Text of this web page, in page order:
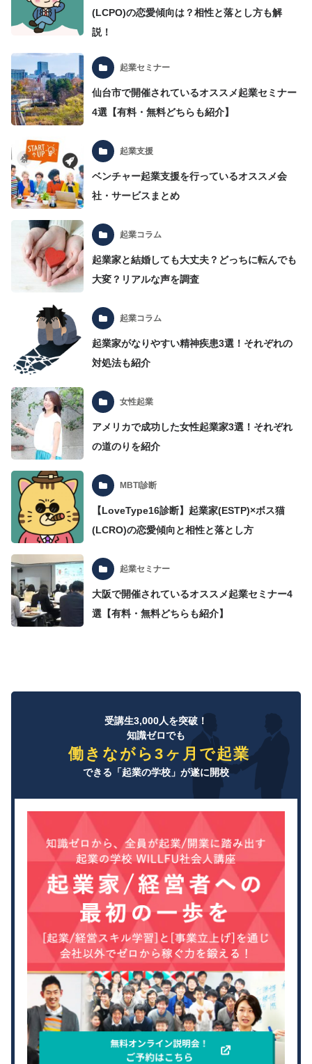
(LCPO)の恋愛傾向は？相性と落とし方も解
説！
起業セミナー
仙台市で開催されているオススメ起業セミナー
4選【有料・無料どちらも紹介】
起業支援
ベンチャー起業支援を行っているオススメ会
社・サービスまとめ
起業コラム
起業家と結婚しても大丈夫？どっちに転んでも
大変？リアルな声を調査
起業コラム
起業家がなりやすい精神疾患3選！それぞれの
対処法も紹介
女性起業
アメリカで成功した女性起業家3選！それぞれ
の道のりを紹介
MBTI診断
【LoveType16診断】起業家(ESTP)×ボス猫
(LCRO)の恋愛傾向と相性と落とし方
起業セミナー
大阪で開催されているオススメ起業セミナー4
選【有料・無料どちらも紹介】
受講生3,000人を突破！
知識ゼロでも
働きながら3ヶ月で起業
できる「起業の学校」が遂に開校